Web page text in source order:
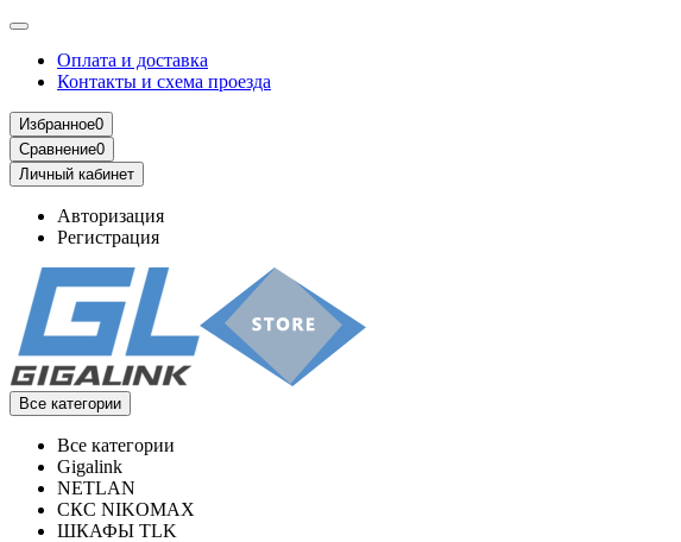
Оплата и доставка
Контакты и схема проезда
Избранное0
Сравнение0
Личный кабинет
Авторизация
Регистрация
Все категории
Все категории
Gigalink
NETLAN
СКС NIKOMAX
ШКАФЫ TLK